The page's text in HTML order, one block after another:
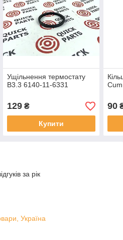
Ущільнення термостату
B3.3 6140-11-6331
129₴
Купити
90
за рік
Україна